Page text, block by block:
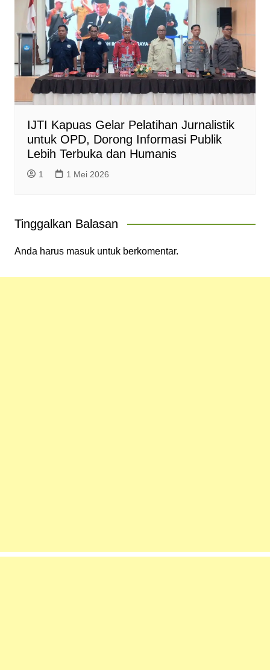
IJTI Kapuas Gelar Pelatihan Jurnalistik
untuk OPD, Dorong Informasi Publik
Lebih Terbuka dan Humanis
1 1 Mei 2026
Tinggalkan Balasan
Anda harus masukuntuk berkomentar.